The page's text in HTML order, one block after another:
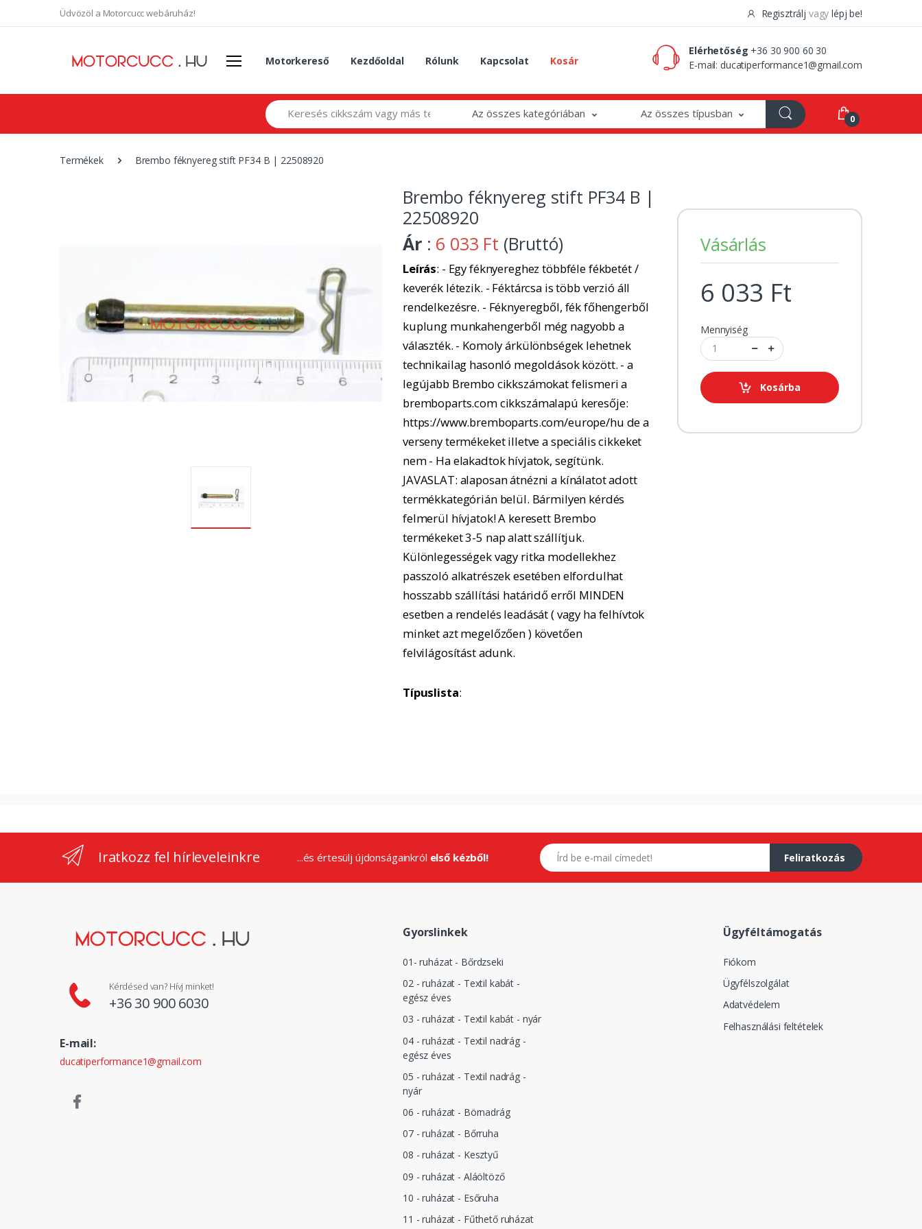
Üdvözöl a Motorcucc webáruház! Regisztrálj vagy lépj be!
Motorkereső Kezdőoldal Rólunk Kapcsolat Kosár
Elérhetőség +36 30 900 60 30
E-mail:ducatiperformance1@gmail.com
Search Az összes kategóriában Az összes típusban 0
Termékek Brembo féknyereg stift PF34 B | 22508920
Brembo féknyereg stift PF34 B |
22508920
Ár : 6 033 Ft (Bruttó)
Leírás: - Egy féknyereghez többféle fékbetét /
keverék létezik. - Féktárcsa is több verzió áll
rendelkezésre. - Féknyeregből, fék főhengerből
kuplung munkahengerből még nagyobb a
választék. - Komoly árkülönbségek lehetnek
technikailag hasonló megoldások között. - a
legújabb Brembo cikkszámokat felismeri a
bremboparts.com cikkszámalapú keresője:
https://www.bremboparts.com/europe/hu de a
verseny termékeket illetve a speciális cikkeket
nem - Ha elakadtok hívjatok, segítünk.
JAVASLAT: alaposan átnézni a kínálatot adott
termékkategórián belül. Bármilyen kérdés
felmerül hívjatok! A keresett Brembo
termékeket 3-5 nap alatt szállítjuk.
Különlegességek vagy ritka modellekhez
passzoló alkatrészek esetében elfordulhat
hosszabb szállítási határidő erről MINDEN
esetben a rendelés leadását ( vagy ha felhívtok
minket azt megelőzően ) követően
felvilágosítást adunk.
Típuslista:
Vásárlás
6 033 Ft
Mennyiség
Kosárba
Iratkozz fel hírleveleinkre ...és értesülj újdonságainkról első kézből!
E-mail címed
Feliratkozás
Kérdésed van? Hívj minket!
+36 30 900 6030
E-mail:
ducatiperformance1@gmail.com
Gyorslinkek
01- ruházat - Bőrdzseki
02 - ruházat - Textil kabát -
egész éves
03 - ruházat - Textil kabát - nyár
04 - ruházat - Textil nadrág -
egész éves
05 - ruházat - Textil nadrág -
nyár
06 - ruházat - Börnadrág
07 - ruházat - Bőrruha
08 - ruházat - Kesztyű
09 - ruházat - Aláöltöző
10 - ruházat - Esőruha
11 - ruházat - Fűthető ruházat
Ügyféltámogatás
Fiókom
Ügyfélszolgálat
Adatvédelem
Felhasználási feltételek